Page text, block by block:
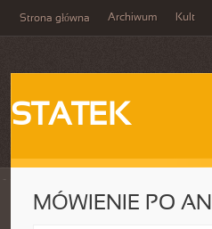
Strona główna Archiwum Kult
STATEK
MÓWIENIE PO